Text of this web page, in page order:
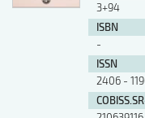
3+94
ISBN
-
ISSN
2406 -